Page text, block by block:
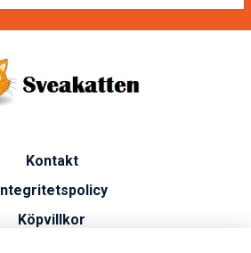
Kontakt
Köpvillkor